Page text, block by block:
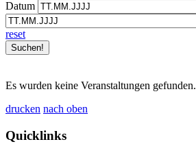
Datum
reset
Es wurden keine Veranstaltungen gefunden.
drucken nach oben
Quicklinks